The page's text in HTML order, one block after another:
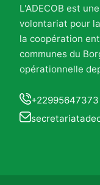
L'ADECOB est
volontariat pour
la coopération
communes du
opérationnelle
+22995647373